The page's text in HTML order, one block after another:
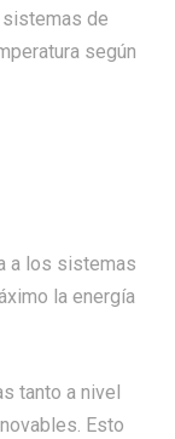
de
según
a los sistemas
la energía
tanto a nivel
Esto